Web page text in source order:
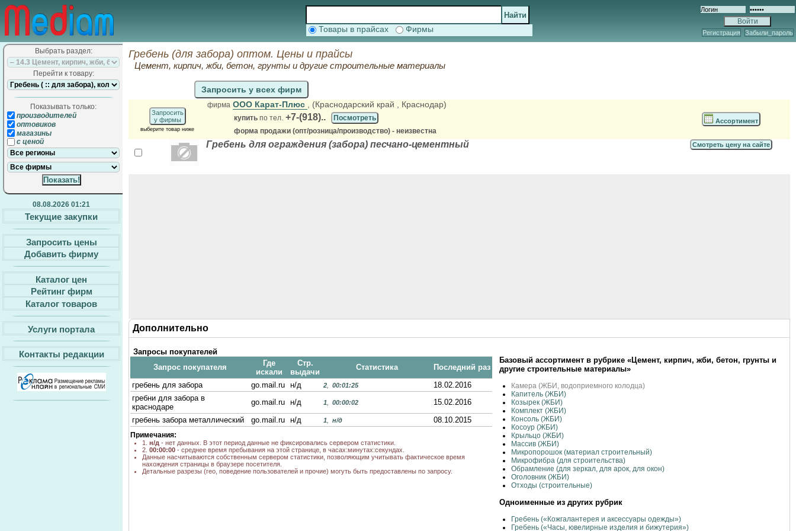
Товары в прайсах Фирмы Регистрация Забыли_пароль
Выбрать раздел:
Перейти к товару:
Показывать только:
производителей
оптовиков
магазины
с ценой
08.08.2026 01:21
Текущие закупки
Запросить цены
Добавить фирму
Каталог цен
Рейтинг фирм
Каталог товаров
Услуги портала
Контакты редакции
Гребень (для забора) оптом. Цены и прайсы
Цемент, кирпич, жби, бетон, грунты и другие строительные материалы
Запросить у всех фирм
Запросить
у фирмы
выберите товар ниже
фирма ООО Карат-Плюс , (Краснодарский край , Краснодар)
купить по тел. +7-(918)..
Посмотреть
форма продажи (опт/розница/производство) - неизвестна
Ассортимент
Гребень для ограждения (забора) песчано-цементный Смотреть цену на сайте
Дополнительно
Запросы покупателей
Запрос покупателя
Где
искали
Стр.
выдачи
Статистика
Последний раз
гребень для забора
go.mail.ru н/д 2 00:01:25
18.02.2016
гребни для забора в
краснодаре
go.mail.ru н/д 1 00:00:02
15.02.2016
гребень забора металлический
go.mail.ru н/д 1 н/д 08.10.2015
Примечания:
1. н/д - нет данных. В этот период данные не фиксировались сервером статистики.
2. 00:00:00 - среднее время пребывания на этой странице, в часах:минутах:секундах.
Данные насчитываются собственным сервером статистики, позволяющим учитывать фактическое время
нахождения страницы в браузере посетителя.
Детальные разрезы (гео, поведение пользователей и прочие) могуть быть предоставлены по запросу.
Базовый ассортимент в рубрике «Цемент, кирпич, жби, бетон, грунты и
другие строительные материалы»
Камера (ЖБИ, водоприемного колодца)
Капитель (ЖБИ)
Козырек (ЖБИ)
Комплект (ЖБИ)
Консоль (ЖБИ)
Косоур (ЖБИ)
Крыльцо (ЖБИ)
Массив (ЖБИ)
Микропорошок (материал строительный)
Микрофибра (для строительства)
Обрамление (для зеркал, для арок, для окон)
Оголовник (ЖБИ)
Отходы (строительные)
Одноименные из других рубрик
Гребень («Кожгалантерея и аксессуары одежды»)
Гребень («Часы, ювелирные изделия и бижутерия»)